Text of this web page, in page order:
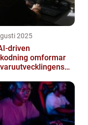
2025
omformar